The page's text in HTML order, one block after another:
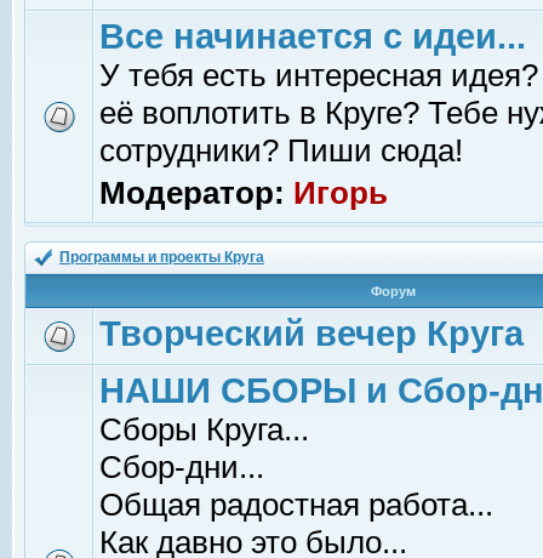
Все начинается с идеи...
У тебя есть интересная
её воплотить в Круге? Тебе
сотрудники? Пиши сюда!
Модератор: Игорь
Программы и проекты Круга
Форум
Творческий вечер Круга
НАШИ СБОРЫ и Сбор-
Сборы Круга...
Сбор-дни...
Общая радостная работа...
Как давно это было...